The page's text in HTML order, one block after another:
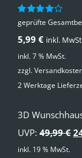
Bewertet
von 5
geprüfte
5,99 € inkl.
inkl. 7 % MwSt.
zzgl.
2 Werktage
3D
UVP: 49,99€
inkl. 19 % MwSt.